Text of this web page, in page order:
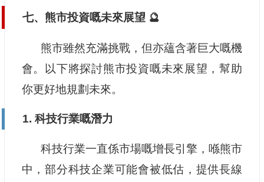
七、熊市投資嘅未來展望 🔮
熊市雖然充滿挑戰，但亦蘊含著巨大嘅機
會。以下將探討熊市投資嘅未來展望，幫助
你更好地規劃未來。
1. 科技行業嘅潛力
科技行業一直係市場嘅增長引擎，喺熊市
中，部分科技企業可能會被低估，提供長線